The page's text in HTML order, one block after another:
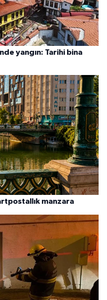
yangın: Tarihi bina
manzara